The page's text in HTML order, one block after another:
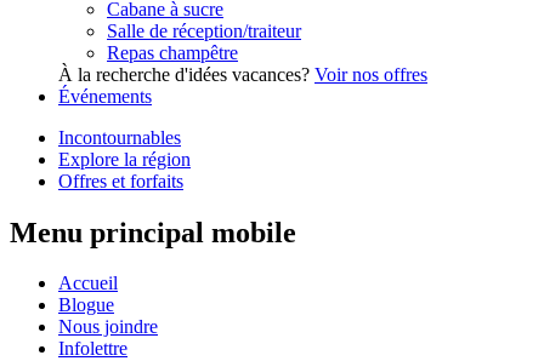
Cabane à sucre
Salle de réception/traiteur
Repas champêtre
À la recherche d'idées vacances? Voir nos offres
Événements
Incontournables
Explore la région
Offres et forfaits
Menu principal mobile
Accueil
Blogue
Nous joindre
Infolettre